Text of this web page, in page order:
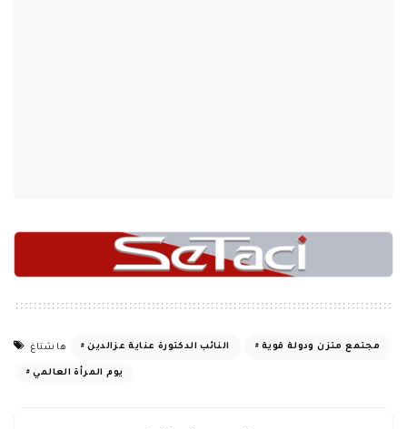
هاشتاغ النائب الدكتورة عناية عزالدين مجتمع متزن ودولة قوية
يوم المرأة العالمي